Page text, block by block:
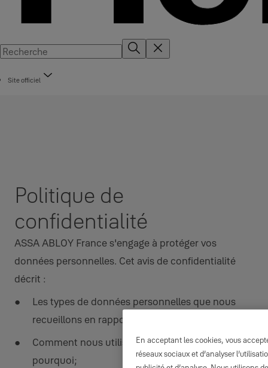
Site officiel
Politique de
confidentialité
ASSA ABLOY France s'engage à protéger vos
données personnelles. Cet avis de confidentialité
décrit :
Les types de données personnelles que nous
recueillons en rapport avec ce site;
Comment nous utilisons cette information et
pourquoi;
En acceptant les cookies, vous
réseaux sociaux et d’analyser